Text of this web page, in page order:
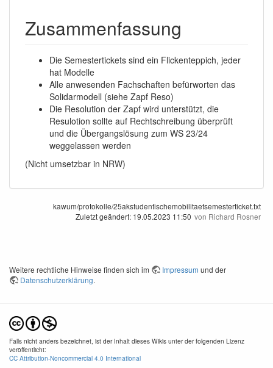
Zusammenfassung
Die Semestertickets sind ein Flickenteppich, jeder
hat Modelle
Alle anwesenden Fachschaften befürworten das
Solidarmodell (siehe Zapf Reso)
Die Resolution der Zapf wird unterstützt, die
Resulotion sollte auf Rechtschreibung überprüft
und die Übergangslösung zum WS 23/24
weggelassen werden
(Nicht umsetzbar in NRW)
kawum/protokolle/25akstudentischemobilitaetsemesterticket.txt
Zuletzt geändert: 19.05.2023 11:50 von Richard Rosner
Weitere rechtliche Hinweise finden sich im Impressum und der
Datenschutzerklärung.
Falls nicht anders bezeichnet, ist der Inhalt dieses Wikis unter der folgenden Lizenz
veröffentlicht:
CC Attribution-Noncommercial 4.0 International